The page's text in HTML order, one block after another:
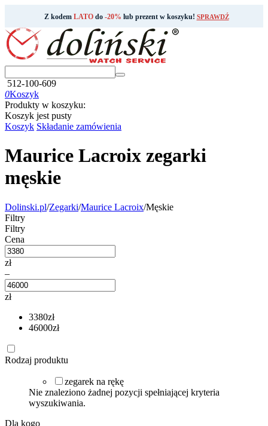
Z kodem LATOdo -20% lub prezent w koszyku! SPRAWDŹ
512-100-609
0Koszyk
Produkty w koszyku:
Koszyk jest pusty
Koszyk Składanie zamówienia
Maurice Lacroix zegarki
męskie
Dolinski.pl/Zegarki/Maurice Lacroix/Męskie
Filtry
Filtry
Cena
zł
–
zł
3380zł
46000zł
Rodzaj produktu
zegarek na rękę
Nie znaleziono żadnej pozycji spełniającej kryteria
wyszukiwania.
Dla kogo